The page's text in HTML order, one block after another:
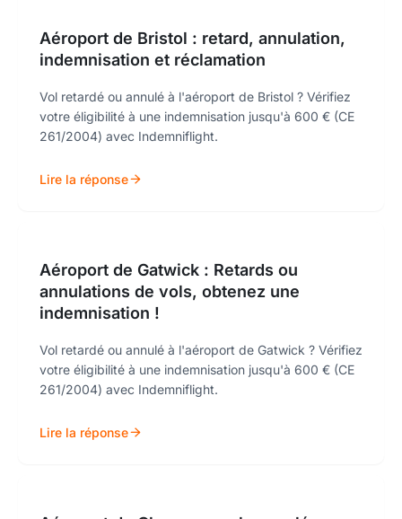
Aéroport de Bristol : retard, annulation,
indemnisation et réclamation
Vol retardé ou annulé à l'aéroport de Bristol ? Vérifiez
votre éligibilité à une indemnisation jusqu'à 600 € (CE
261/2004) avec Indemniflight.
Lire la réponse
Aéroport de Gatwick : Retards ou
annulations de vols, obtenez une
indemnisation !
Vol retardé ou annulé à l'aéroport de Gatwick ? Vérifiez
votre éligibilité à une indemnisation jusqu'à 600 € (CE
261/2004) avec Indemniflight.
Lire la réponse